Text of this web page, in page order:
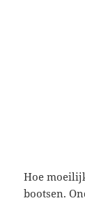
Hoe
bootsen.